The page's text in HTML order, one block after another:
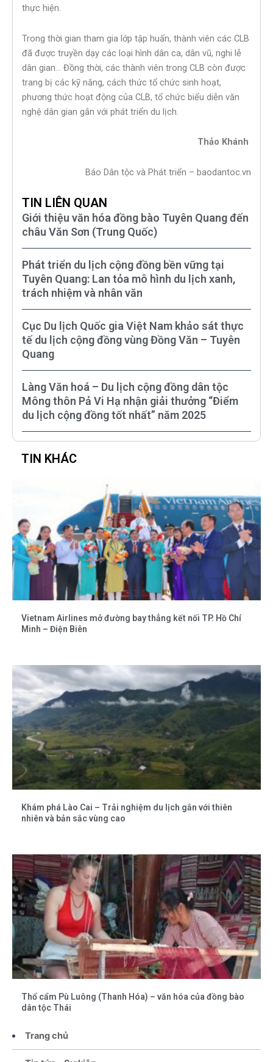
Trang chủ
thực hiện.
Trong thời gian tham gia lớp tập huấn, thành viên các CLB
đã được truyền dạy các loại hình dân ca, dân vũ, nghi lễ
dân gian… Đồng thời, các thành viên trong CLB còn được
trang bị các kỹ năng, cách thức tổ chức sinh hoạt,
phương thức hoạt động của CLB, tổ chức biểu diễn văn
nghệ dân gian gắn với phát triển du lịch.
Thảo Khánh
Báo Dân tộc và Phát triển – baodantoc.vn
TIN LIÊN QUAN
Giới thiệu văn hóa đồng bào Tuyên Quang đến
châu Văn Sơn (Trung Quốc)
Phát triển du lịch cộng đồng bền vững tại
Tuyên Quang: Lan tỏa mô hình du lịch xanh,
trách nhiệm và nhân văn
Cục Du lịch Quốc gia Việt Nam khảo sát thực
tế du lịch cộng đồng vùng Đồng Văn – Tuyên
Quang
Làng Văn hoá – Du lịch cộng đồng dân tộc
Mông thôn Pả Vi Hạ nhận giải thưởng “Điểm
du lịch cộng đồng tốt nhất” năm 2025
TIN KHÁC
Vietnam Airlines mở đường bay thẳng kết nối TP. Hồ Chí
Minh – Điện Biên
Khám phá Lào Cai – Trải nghiệm du lịch gắn với thiên
nhiên và bản sắc vùng cao
Thổ cẩm Pù Luông (Thanh Hóa) – văn hóa của đồng bào
dân tộc Thái